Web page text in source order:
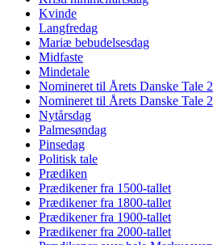
Kvinde
Langfredag
Mariæ bebudelsesdag
Midfaste
Mindetale
Nomineret til Årets Danske Tale
Nomineret til Årets Danske Tale
Nytårsdag
Palmesøndag
Pinsedag
Politisk tale
Prædiken
Prædikener fra 1500-tallet
Prædikener fra 1800-tallet
Prædikener fra 1900-tallet
Prædikener fra 2000-tallet